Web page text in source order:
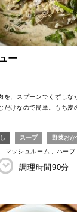
ー
を、スプーンでくずしな
だけなので簡単。もち麦
スープ 野菜おか
マッシュルーム ハーブ
調理時間90分